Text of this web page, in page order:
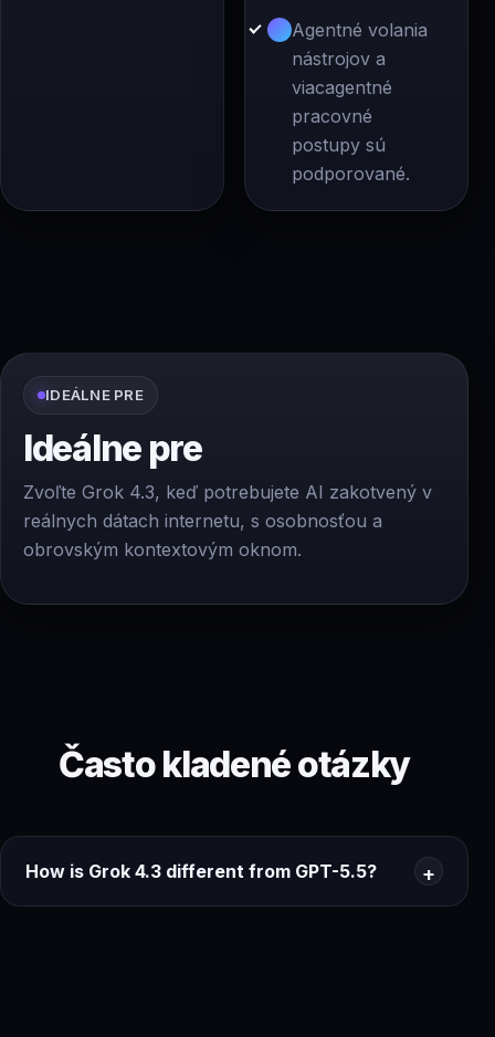
Agentné volania
nástrojov a
viacagentné
pracovné
postupy sú
podporované.
IDEÁLNE PRE
Ideálne pre
Zvoľte Grok 4.3, keď potrebujete AI zakotvený v
reálnych dátach internetu, s osobnosťou a
obrovským kontextovým oknom.
Často kladené otázky
How is Grok 4.3 different from GPT-5.5?